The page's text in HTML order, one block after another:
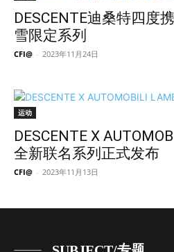
DESCENTE迪桑特四度
雪限定系列
CFI@ - 2023年11月24日
运动
DESCENTE X
全新联名系列正式发布
CFI@ - 2023年11月13日